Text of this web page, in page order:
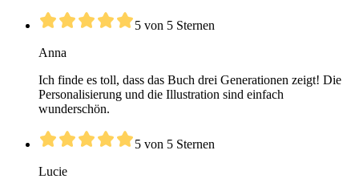
5 von 5 Sternen
Anna
Ich finde es toll, dass das Buch drei Generationen zeigt! Die
Personalisierung und die Illustration sind einfach
wunderschön.
5 von 5 Sternen
Lucie